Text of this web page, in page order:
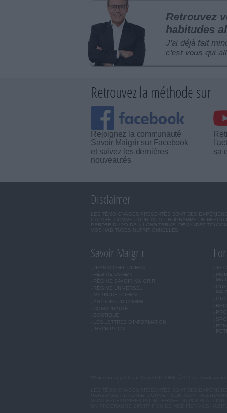
Retrouvez
habitudes
J'ai déjà fait
c'est vous qui
Retrouvez la méthode sur
Rejoignez la communauté
Savoir Maigrir sur Facebook
et suivez les dernières
nouveautés
sa
Disclaimer
LES TÉMOIGNAGES PRÉSENTÉS SONT DES
L'AUTRE. COMME POUR TOUT PROGRAMME DE
PERDRE DU POIDS À LONG TERME. DEMANDEZ
VOS HABITUDES NUTRITIONNELLES.
Savoir Maigrir
JEAN-MICHEL COHEN
RÉGIME COHEN
RÉGIME SAVOIR MAIGRIR
RÉGIME UNIVERSEL
ASTUCES JM COHEN
COMMUNAUTÉ
LES LETTRES D'INFORMATION
INSCRIPTION
JE